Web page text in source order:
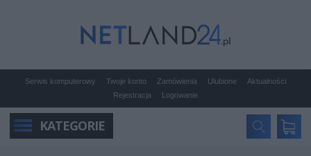
Serwis komputerowy Twoje konto Zamówienia Ulubione
Aktualności
Rejestracja
Logowanie
KATEGORIE